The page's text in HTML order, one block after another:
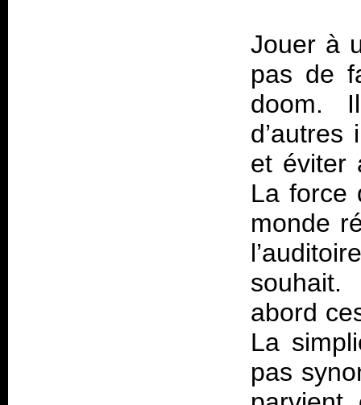
Jouer à
pas de
doom.
d’autres
et éviter
La force
monde
abord
La
pas